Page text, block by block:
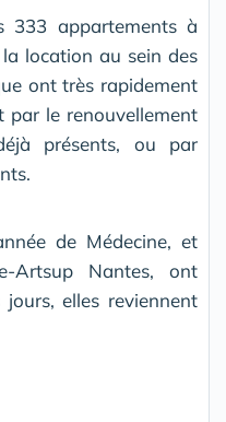
333 appartements à
location au sein des
ont très rapidement
par le renouvellement
présents, ou par
de Médecine, et
Artsup Nantes, ont
elles reviennent